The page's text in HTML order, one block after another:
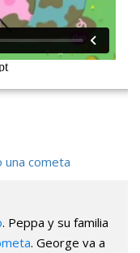
una cometa
. Peppa y su familia
. George va a